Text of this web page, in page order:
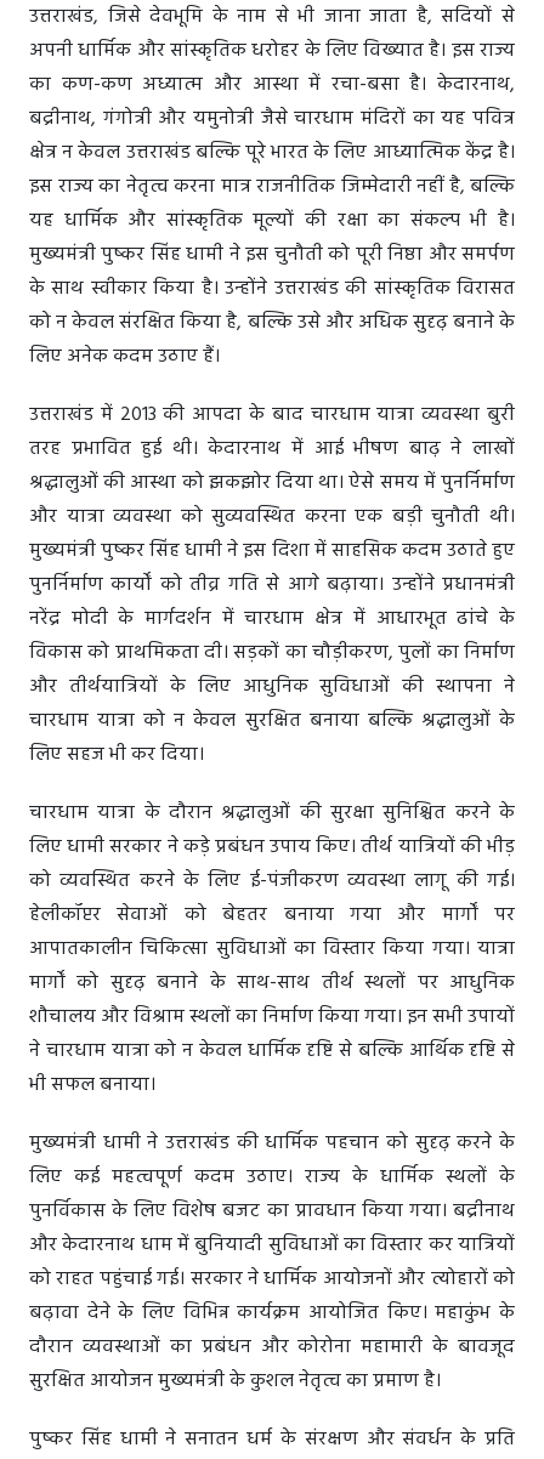
उत्तराखंड, जिसे देवभूमि के नाम से भी जाना जाता है, सदियों से
अपनी धार्मिक और सांस्कृतिक धरोहर के लिए विख्यात है। इस राज्य
का कण-कण अध्यात्म और आस्था में रचा-बसा है। केदारनाथ,
बद्रीनाथ, गंगोत्री और यमुनोत्री जैसे चारधाम मंदिरों का यह पवित्र
क्षेत्र न केवल उत्तराखंड बल्कि पूरे भारत के लिए आध्यात्मिक केंद्र है।
इस राज्य का नेतृत्व करना मात्र राजनीतिक जिम्मेदारी नहीं है, बल्कि
यह धार्मिक और सांस्कृतिक मूल्यों की रक्षा का संकल्प भी है।
मुख्यमंत्री पुष्कर सिंह धामी ने इस चुनौती को पूरी निष्ठा और समर्पण
के साथ स्वीकार किया है। उन्होंने उत्तराखंड की सांस्कृतिक विरासत
को न केवल संरक्षित किया है, बल्कि उसे और अधिक सुदृढ़ बनाने के
लिए अनेक कदम उठाए हैं।
उत्तराखंड में 2013 की आपदा के बाद चारधाम यात्रा व्यवस्था बुरी
तरह प्रभावित हुई थी। केदारनाथ में आई भीषण बाढ़ ने लाखों
श्रद्धालुओं की आस्था को झकझोर दिया था। ऐसे समय में पुनर्निर्माण
और यात्रा व्यवस्था को सुव्यवस्थित करना एक बड़ी चुनौती थी।
मुख्यमंत्री पुष्कर सिंह धामी ने इस दिशा में साहसिक कदम उठाते हुए
पुनर्निर्माण कार्यों को तीव्र गति से आगे बढ़ाया। उन्होंने प्रधानमंत्री
नरेंद्र मोदी के मार्गदर्शन में चारधाम क्षेत्र में आधारभूत ढांचे के
विकास को प्राथमिकता दी। सड़कों का चौड़ीकरण, पुलों का निर्माण
और तीर्थयात्रियों के लिए आधुनिक सुविधाओं की स्थापना ने
चारधाम यात्रा को न केवल सुरक्षित बनाया बल्कि श्रद्धालुओं के
लिए सहज भी कर दिया।
चारधाम यात्रा के दौरान श्रद्धालुओं की सुरक्षा सुनिश्चित करने के
लिए धामी सरकार ने कड़े प्रबंधन उपाय किए। तीर्थ यात्रियों की भीड़
को व्यवस्थित करने के लिए ई-पंजीकरण व्यवस्था लागू की गई।
हेलीकॉप्टर सेवाओं को बेहतर बनाया गया और मार्गों पर
आपातकालीन चिकित्सा सुविधाओं का विस्तार किया गया। यात्रा
मार्गों को सुदृढ़ बनाने के साथ-साथ तीर्थ स्थलों पर आधुनिक
शौचालय और विश्राम स्थलों का निर्माण किया गया। इन सभी उपायों
ने चारधाम यात्रा को न केवल धार्मिक दृष्टि से बल्कि आर्थिक दृष्टि से
भी सफल बनाया।
मुख्यमंत्री धामी ने उत्तराखंड की धार्मिक पहचान को सुदृढ़ करने के
लिए कई महत्वपूर्ण कदम उठाए। राज्य के धार्मिक स्थलों के
पुनर्विकास के लिए विशेष बजट का प्रावधान किया गया। बद्रीनाथ
और केदारनाथ धाम में बुनियादी सुविधाओं का विस्तार कर यात्रियों
को राहत पहुंचाई गई। सरकार ने धार्मिक आयोजनों और त्योहारों को
बढ़ावा देने के लिए विभिन्न कार्यक्रम आयोजित किए। महाकुंभ के
दौरान व्यवस्थाओं का प्रबंधन और कोरोना महामारी के बावजूद
सुरक्षित आयोजन मुख्यमंत्री के कुशल नेतृत्व का प्रमाण है।
पुष्कर सिंह धामी ने सनातन धर्म के संरक्षण और संवर्धन के प्रति